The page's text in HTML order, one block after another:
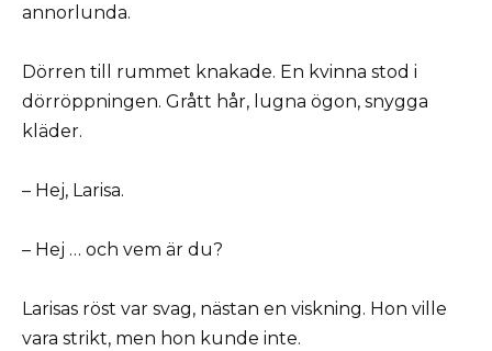
annorlunda.
Dörren till rummet knakade. En kvinna stod i
dörröppningen. Grått hår, lugna ögon, snygga
kläder.
– Hej, Larisa.
– Hej … och vem är du?
Larisas röst var svag, nästan en viskning. Hon ville
vara strikt, men hon kunde inte.